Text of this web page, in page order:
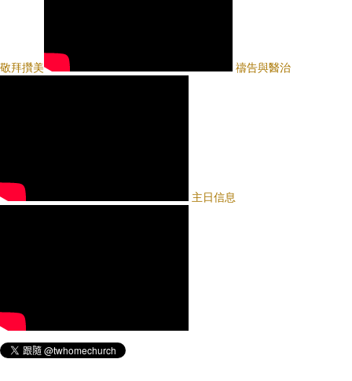
敬拜攢美 禱告與醫治
主日信息